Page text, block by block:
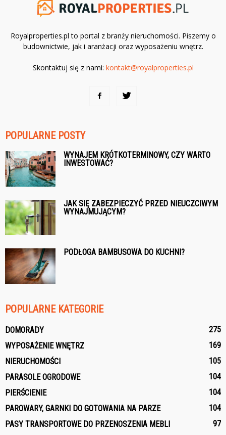
Royalproperties.pl to portal z branży nieruchomości. Piszemy o
budownictwie, jak i aranżacji oraz wyposażeniu wnętrz.
Skontaktuj się z nami: kontakt@royalproperties.pl
POPULARNE POSTY
WYNAJEM KRÓTKOTERMINOWY, CZY WARTO
INWESTOWAĆ?
JAK SIĘ ZABEZPIECZYĆ PRZED NIEUCZCIWYM
WYNAJMUJĄCYM?
PODŁOGA BAMBUSOWA DO KUCHNI?
POPULARNE KATEGORIE
DOMORADY
275
WYPOSAŻENIE WNĘTRZ
169
NIERUCHOMOŚCI
105
PARASOLE OGRODOWE
104
PIERŚCIENIE
104
PAROWARY, GARNKI DO GOTOWANIA NA PARZE
104
PASY TRANSPORTOWE DO PRZENOSZENIA MEBLI
97